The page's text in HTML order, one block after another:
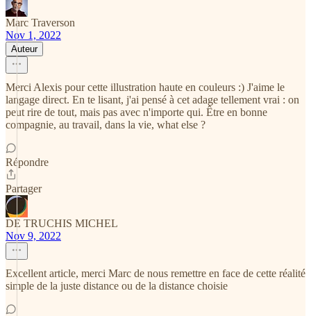
Marc Traverson
Nov 1, 2022
Auteur
Merci Alexis pour cette illustration haute en couleurs :) J'aime le
langage direct. En te lisant, j'ai pensé à cet adage tellement vrai : on
peut rire de tout, mais pas avec n'importe qui. Être en bonne
compagnie, au travail, dans la vie, what else ?
Répondre
Partager
DE TRUCHIS MICHEL
Nov 9, 2022
Excellent article, merci Marc de nous remettre en face de cette réalité
simple de la juste distance ou de la distance choisie